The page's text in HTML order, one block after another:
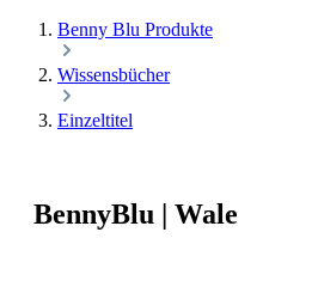
Benny Blu Produkte
Wissensbücher
Einzeltitel
BennyBlu | Wale